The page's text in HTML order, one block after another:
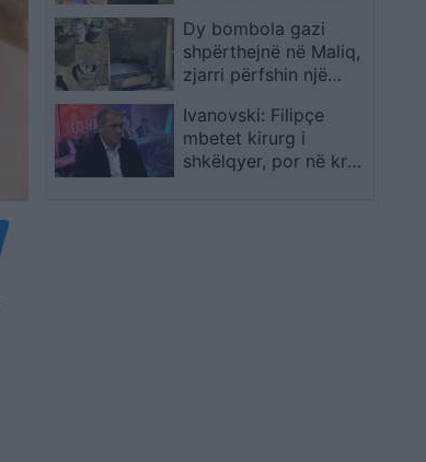
ngjarjen pasojë të
dezinformimit
Dy bombola gazi
shpërthejnë në Maliq,
zjarri përfshin një
Ivanovski: Filipçe
mbetet kirurg i
shkëlqyer, por në krye